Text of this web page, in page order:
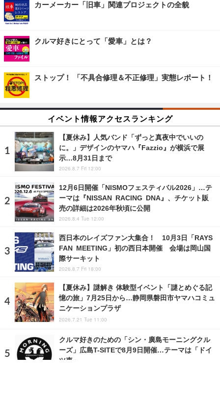
カーメーカー「旧車」関連プロジェクトの全貌
クルマ好きにとって「愛車」とは？
ストップ！ 「不具合修理＆不正修理」実態レポート！
イベント情報アクセスランキング
【夏休み】人気バンド「ずっと真夜中でいいの
に。」デザインのヤマハ『Fazzio』が横浜で展
示…8月31日まで
2026.8.7 Fri 12:00
12月6日開催「NISMOフェスティバル2026」…テ
ーマは『NISSAN RACING DNA』、チケット販
売の詳細は2026年秋頃に公開
2026.8.4 Tue 12:00
西日本のレイズファン大集合！ 10月3日「RAYS
FAN MEETING」初の西日本開催 会場は岡山国
際サーキット
2026.8.7 Fri 18:00
【夏休み】謎解き 体験型イベント「謎とめぐる記
憶の旅」7月25日から…静岡県磐田市ヤマハコミュ
ニケーションプラザ
2026.7.21 Tue 11:00
クルマ好きのための「シン・廣島モーニングクル
ーズ」広島T-SITEで8月9日開催…テーマは「ドイ
ツ車」